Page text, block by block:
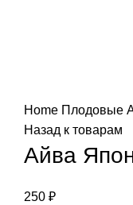
Home Плодовые
Назад к товарам
Айва
250 ₽